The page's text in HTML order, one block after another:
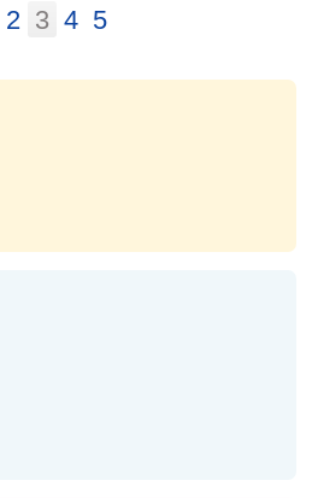
2 3 4 5